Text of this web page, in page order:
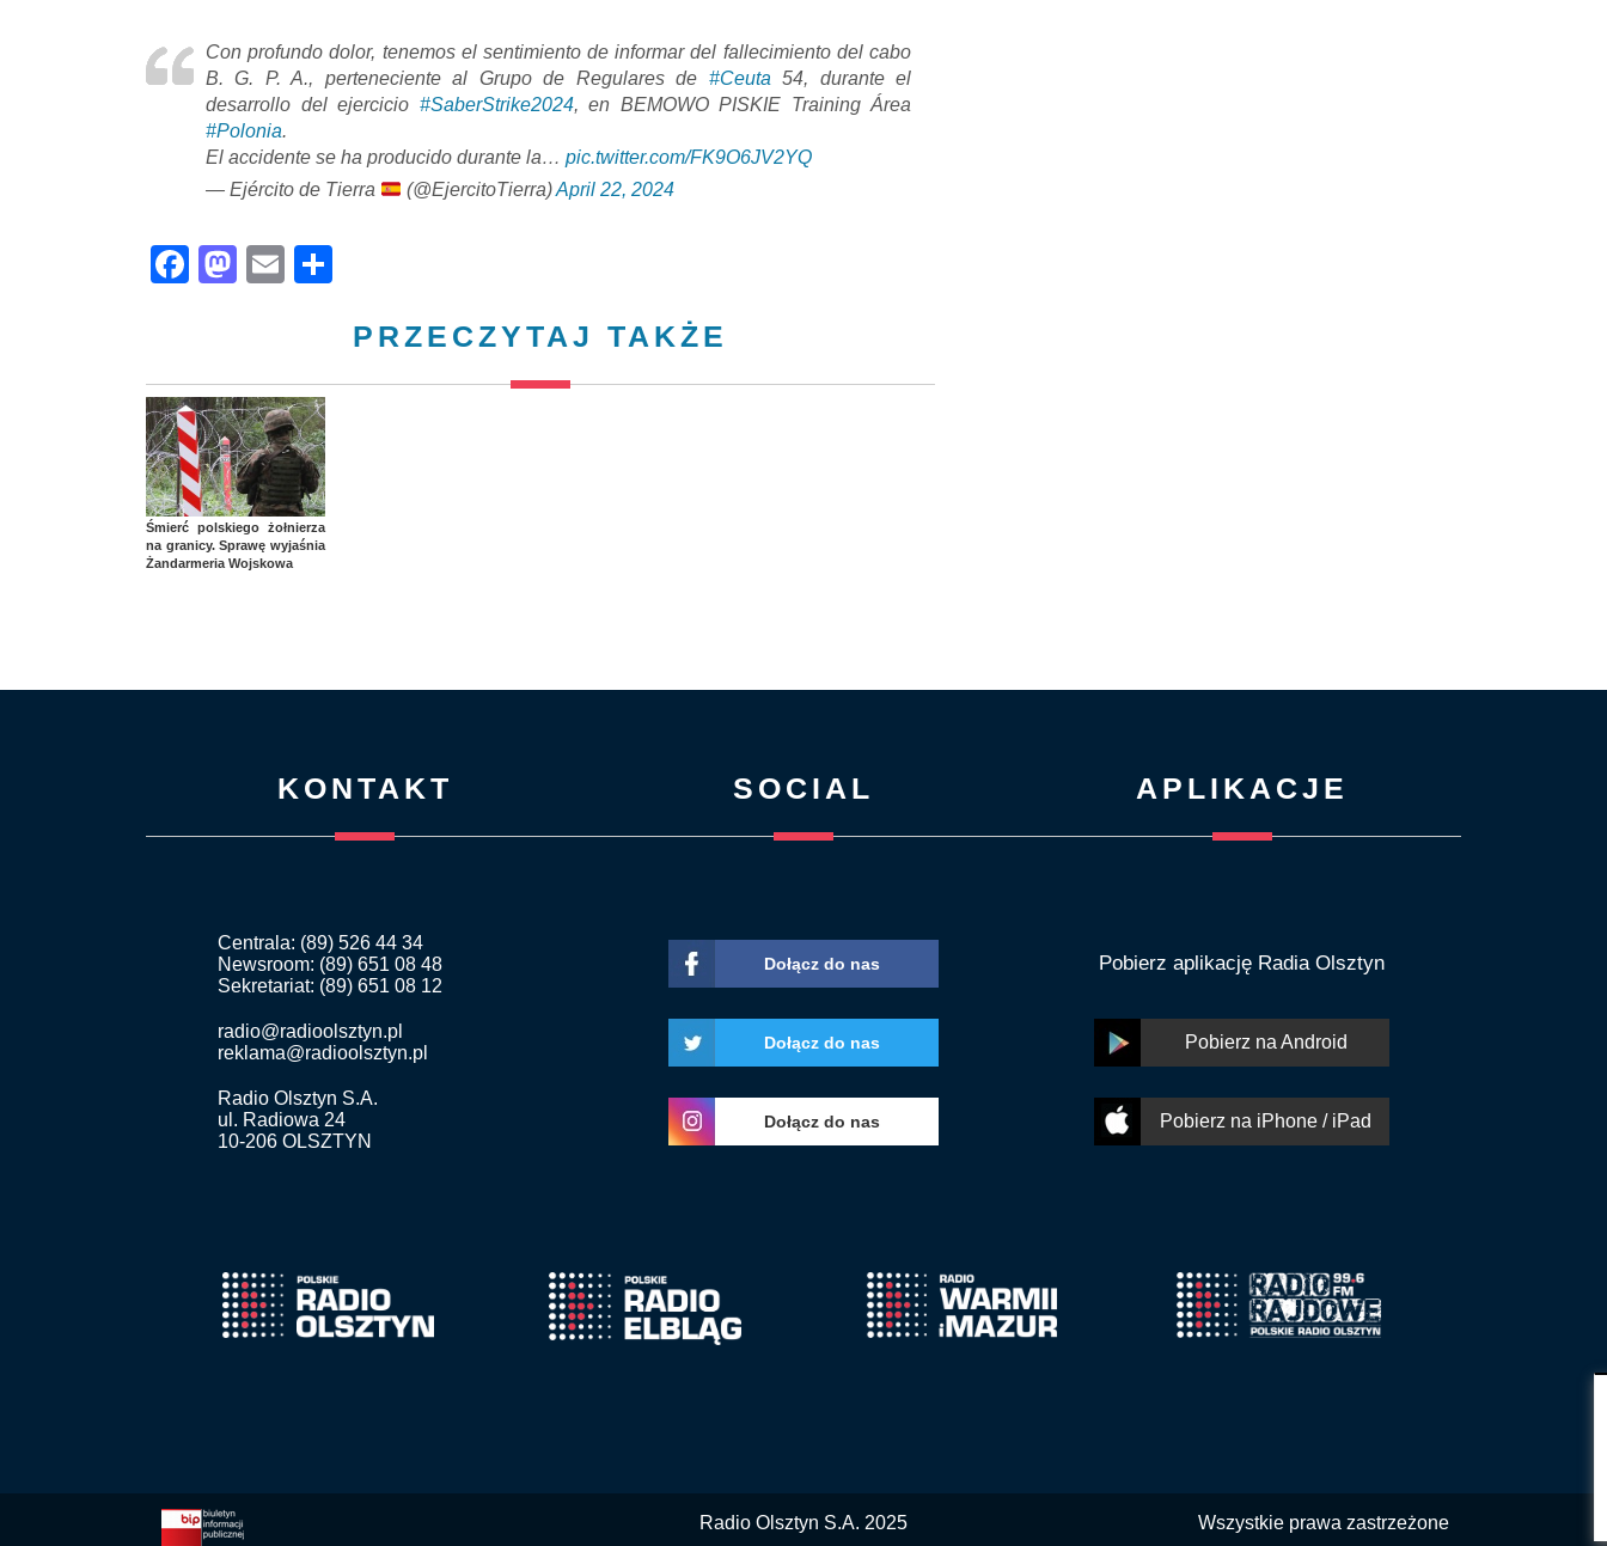
Con profundo dolor, tenemos el sentimiento de informar del fallecimiento del cabo
B. G. P. A., perteneciente al Grupo de Regulares de #Ceuta 54, durante el
desarrollo del ejercicio #SaberStrike2024, en BEMOWO PISKIE Training Área
#Polonia.
El accidente se ha producido durante la… pic.twitter.com/FK9O6JV2YQ
— Ejército de Tierra
(@EjercitoTierra)April 22, 2024
Facebook
Mastodon
Email
PRZECZYTAJ TAKŻE
Śmierć polskiego żołnierza
na granicy. Sprawę wyjaśnia
Żandarmeria Wojskowa
KONTAKT
Centrala: (89) 526 44 34
Newsroom: (89) 651 08 48
Sekretariat: (89) 651 08 12
radio@radioolsztyn.pl
reklama@radioolsztyn.pl
Radio Olsztyn S.A.
ul. Radiowa 24
10-206 OLSZTYN
SOCIAL
Dołącz do nas
Dołącz do nas
Dołącz do nas
APLIKACJE
Pobierz aplikację Radia Olsztyn
Pobierz na Android
Pobierz na iPhone / iPad
Radio Olsztyn S.A. 2025 Wszystkie prawa zastrzeżone